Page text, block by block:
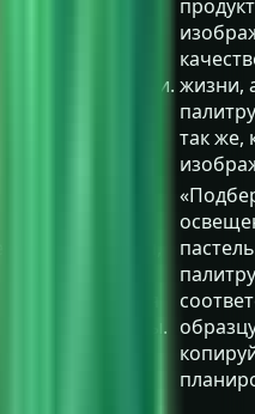
согласованности. жизни,
так же,
бренда пределы.